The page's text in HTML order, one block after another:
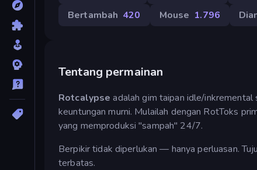
Bertambah 420 Mouse 1.796
Tentang permainan
Rotcalypse adalah gim taipan idle/
keuntungan murni. Mulailah dengan RotToks
yang memproduksi "sampah" 24/7.
Berpikir tidak diperlukan — hanya perluasan.
terbatas.